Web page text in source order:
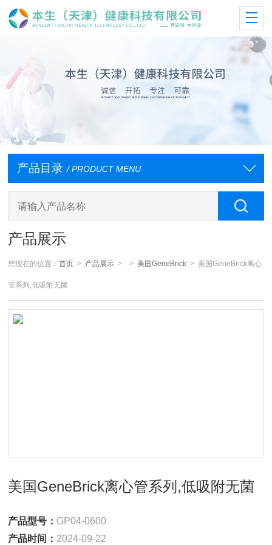
产品目录 / PRODUCT MENU
产品展示
您现在的位置：首页 > 产品展示 > >美国GeneBrick > 美国GeneBrick离心
管系列,低吸附无菌
美国GeneBrick离心管系列,低吸附无菌
产品型号： GP04-0600
产品时间： 2024-09-22